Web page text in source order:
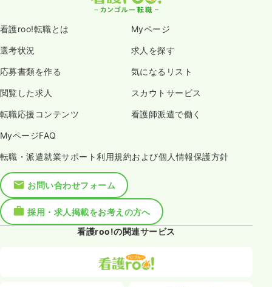
看護roo!転職とは Myページ
選考状況 求人を探す
応募書類を作る 気になるリスト
閲覧した求人 スカウトサービス
転職応援コンテンツ 看護師派遣で働く
MyページFAQ
転職・派遣就業サポート利用規約および個人情報保護方針
お問い合わせフォーム
採用・求人掲載をお考えの方へ
看護roo!の関連サービス